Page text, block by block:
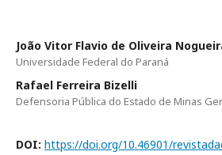
João Vitor Flavio de Oliveira
Universidade Federal do Paraná
Rafael Ferreira Bizelli
Defensoria Pública do Estado de Minas
DOI: https://doi.org/10.46901/